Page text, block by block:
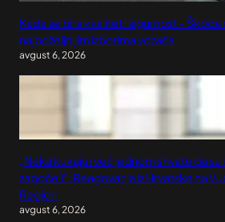
Kada se bira kvalitet i sigurnost –
najpoželjnijim izborima vozača
avgust 6, 2026
„Neka kukaju i već jednom shvate da su
započeli“: Reagovanja iz Hrvatske na
Region
avgust 6, 2026